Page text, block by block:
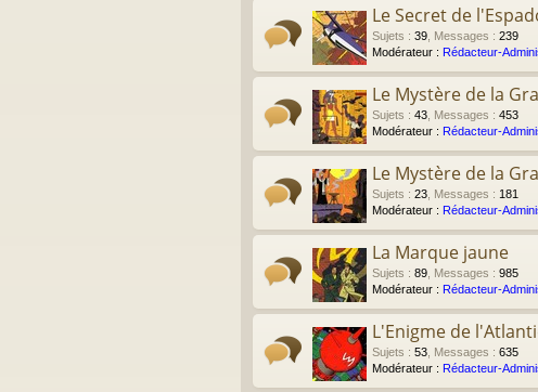
Le Secret de
Sujets : 39 Messages : 239
Modérateur : Rédacteur-
Le Mystère de la
Sujets : 43 Messages : 453
Modérateur : Rédacteur-
Le Mystère de la
Sujets : 23 Messages : 181
Modérateur : Rédacteur-
La Marque jaune
Sujets : 89 Messages : 985
Modérateur : Rédacteur-
L'Enigme de
Sujets : 53 Messages : 635
Modérateur : Rédacteur-